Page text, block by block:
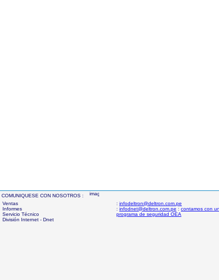
COMUNIQUESE CON NOSOTROS :
Ventas
Informes
Servicio Técnico
División Internet - Dnet
: infodeltron@deltron.com.pe
: infodnet@deltron.com.pe : contamos con
programa de seguridad OEA